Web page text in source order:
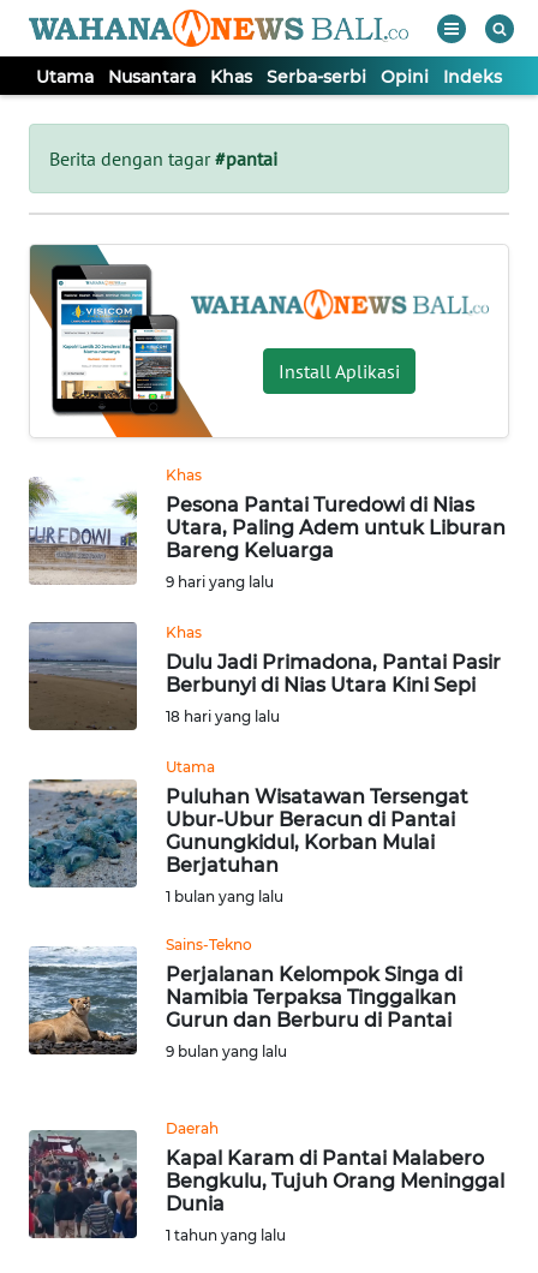
Utama Nusantara Khas Serba-serbi Opini Indeks
Berita dengan tagar#pantai
Install Aplikasi
Khas
Pesona Pantai Turedowi di Nias
Utara, Paling Adem untuk Liburan
Bareng Keluarga
9 hari yang lalu
Khas
Dulu Jadi Primadona, Pantai Pasir
Berbunyi di Nias Utara Kini Sepi
18 hari yang lalu
Utama
Puluhan Wisatawan Tersengat
Ubur-Ubur Beracun di Pantai
Gunungkidul, Korban Mulai
Berjatuhan
1 bulan yang lalu
Sains-Tekno
Perjalanan Kelompok Singa di
Namibia Terpaksa Tinggalkan
Gurun dan Berburu di Pantai
9 bulan yang lalu
Daerah
Kapal Karam di Pantai Malabero
Bengkulu, Tujuh Orang Meninggal
Dunia
1 tahun yang lalu
Tutup
UTAMA
NUSANTARA
KHAS
SERBA-
SERBI
OPINI
Informasi
INDEKS
BERITA
INFO
IKLAN
TENTANG
PEDOMAN
MEDIA
SIBER
KARIR
DISCLAIMER